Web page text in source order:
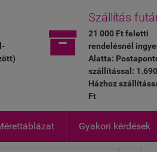

Szállítás
21 000 Ft feletti
rendelésnél
Alatta:
szállítással:
Házhoz
Ft
Gyakori kérdések